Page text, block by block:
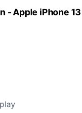
- Apple iPhone 13